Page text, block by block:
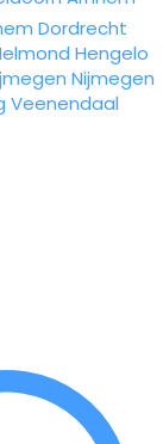
Dordrecht
Hengelo
Nijmegen
Veenendaal